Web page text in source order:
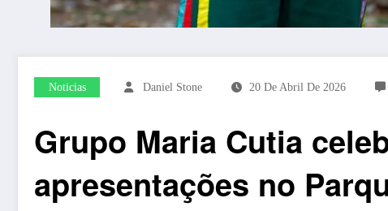
Noticias Daniel Stone 20 De Abril De 2026
Grupo Maria Cutia
apresentações no